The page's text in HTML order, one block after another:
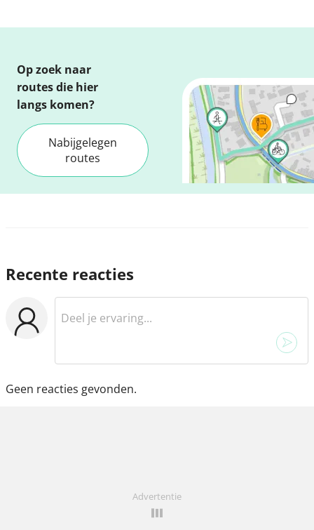
Op zoek naar
routes die hier
langs komen?
Nabijgelegen
routes
Recente reacties
Geen reacties gevonden.
Advertentie